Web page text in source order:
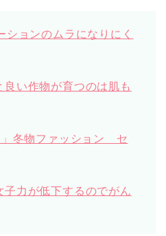
ョンのムラになりにく
い作物が育つのは肌も
冬物ファッション セ
子力が低下するのでがん